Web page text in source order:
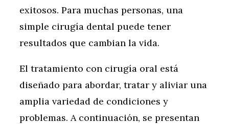
exitosos. Para muchas personas, una
simple cirugía dental puede tener
resultados que cambian la vida.
El tratamiento con cirugía oral está
diseñado para abordar, tratar y aliviar una
amplia variedad de condiciones y
problemas. A continuación, se presentan